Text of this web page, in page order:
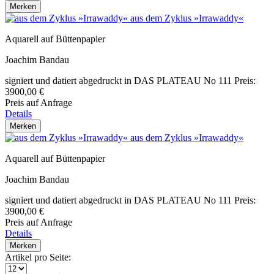
Merken
aus dem Zyklus »Irrawaddy«
Aquarell auf Büttenpapier
Joachim Bandau
signiert und datiert abgedruckt in DAS PLATEAU No 111 Preis:
3900,00 €
Preis auf Anfrage
Details
Merken
aus dem Zyklus »Irrawaddy«
Aquarell auf Büttenpapier
Joachim Bandau
signiert und datiert abgedruckt in DAS PLATEAU No 111 Preis:
3900,00 €
Preis auf Anfrage
Details
Merken
Artikel pro Seite: